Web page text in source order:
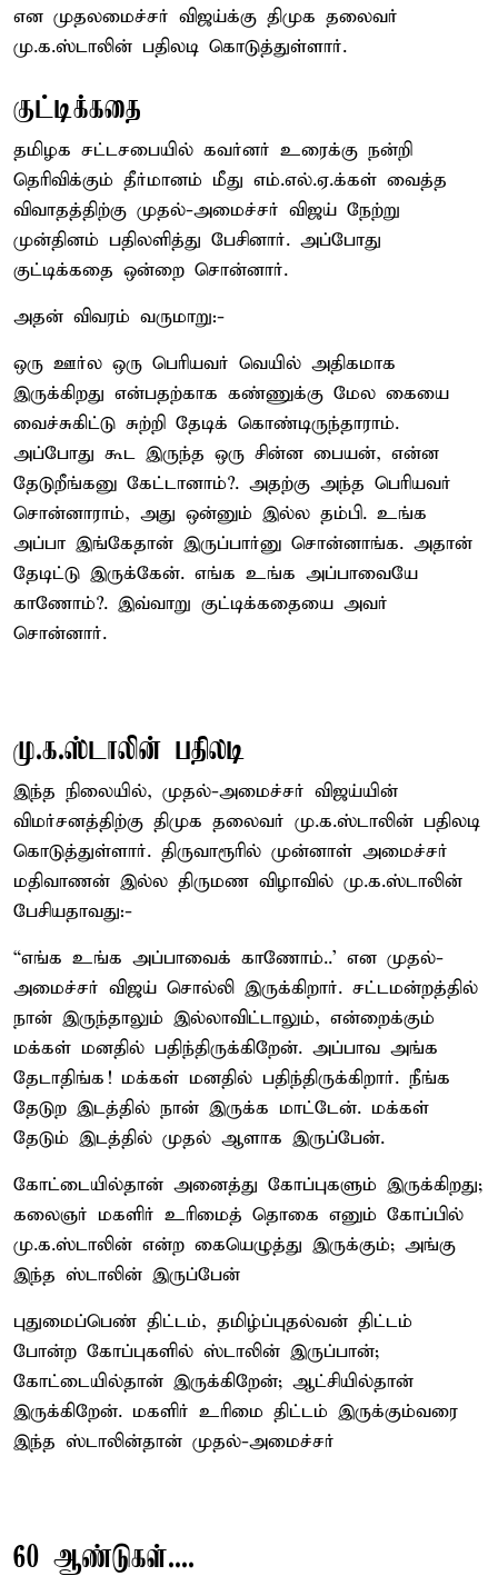
என முதலமைச்சர் விஜய்க்கு திமுக தலைவர்
மு.க.ஸ்டாலின் பதிலடி கொடுத்துள்ளார்.
குட்டிக்கதை
தமிழக சட்டசபையில் கவர்னர் உரைக்கு நன்றி
தெரிவிக்கும் தீர்மானம் மீது எம்.எல்.ஏ.க்கள் வைத்த
விவாதத்திற்கு முதல்-அமைச்சர் விஜய் நேற்று
முன்தினம் பதிலளித்து பேசினார். அப்போது
குட்டிக்கதை ஒன்றை சொன்னார்.
அதன் விவரம் வருமாறு:-
ஒரு ஊர்ல ஒரு பெரியவர் வெயில் அதிகமாக
இருக்கிறது என்பதற்காக கண்ணுக்கு மேல கையை
வைச்சுகிட்டு சுற்றி தேடிக் கொண்டிருந்தாராம்.
அப்போது கூட இருந்த ஒரு சின்ன பையன், என்ன
தேடுறீங்கனு கேட்டானாம்?. அதற்கு அந்த பெரியவர்
சொன்னாராம், அது ஒன்னும் இல்ல தம்பி. உங்க
அப்பா இங்கேதான் இருப்பார்னு சொன்னாங்க. அதான்
தேடிட்டு இருக்கேன். எங்க உங்க அப்பாவையே
காணோம்?. இவ்வாறு குட்டிக்கதையை அவர்
சொன்னார்.
மு.க.ஸ்டாலின் பதிலடி
இந்த நிலையில், முதல்-அமைச்சர் விஜய்யின்
விமர்சனத்திற்கு திமுக தலைவர் மு.க.ஸ்டாலின் பதிலடி
கொடுத்துள்ளார். திருவாரூரில் முன்னாள் அமைச்சர்
மதிவாணன் இல்ல திருமண விழாவில் மு.க.ஸ்டாலின்
பேசியதாவது:-
“எங்க உங்க அப்பாவைக் காணோம்..' என முதல்-
அமைச்சர் விஜய் சொல்லி இருக்கிறார். சட்டமன்றத்தில்
நான் இருந்தாலும் இல்லாவிட்டாலும், என்றைக்கும்
மக்கள் மனதில் பதிந்திருக்கிறேன். அப்பாவ அங்க
தேடாதிங்க! மக்கள் மனதில் பதிந்திருக்கிறார். நீங்க
தேடுற இடத்தில் நான் இருக்க மாட்டேன். மக்கள்
தேடும் இடத்தில் முதல் ஆளாக இருப்பேன்.
கோட்டையில்தான் அனைத்து கோப்புகளும் இருக்கிறது;
கலைஞர் மகளிர் உரிமைத் தொகை எனும் கோப்பில்
மு.க.ஸ்டாலின் என்ற கையெழுத்து இருக்கும்; அங்கு
இந்த ஸ்டாலின் இருப்பேன்
புதுமைப்பெண் திட்டம், தமிழ்ப்புதல்வன் திட்டம்
போன்ற கோப்புகளில் ஸ்டாலின் இருப்பான்;
கோட்டையில்தான் இருக்கிறேன்; ஆட்சியில்தான்
இருக்கிறேன். மகளிர் உரிமை திட்டம் இருக்கும்வரை
இந்த ஸ்டாலின்தான் முதல்-அமைச்சர்
60 ஆண்டுகள்....